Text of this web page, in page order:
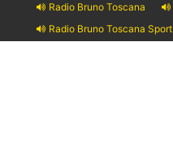
Radio Bruno Toscana
Radio Bruno Toscana Sport